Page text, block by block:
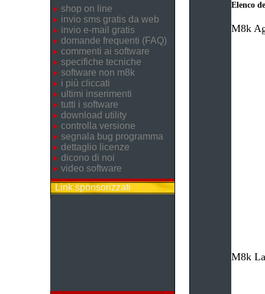
shop on line
invio sms gratis da web
invio e-mail gratis
domande frequenti (FAQ)
commenti ai software
specifiche tecniche
software non m8k
i più cliccati
ultimi inserimenti
tutti i software
download utility
controlla versione
segnala bug programma
dettaglio licenze
dicono di noi
video software
Link sponsorizzati
Elenco
M8k
M8k